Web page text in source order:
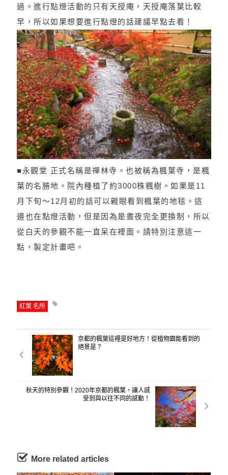
過。進行點燈活動的只有天授庵，天授庵落葉比較
早，所以如果想要進行點燈的話建議早點去看！
■永觀堂 正式名稱是禪林寺。也被稱為楓葉寺，是楓
葉的名勝地。院內種植了約3000株楓樹。如果是11
月下旬～12月初的話可以親眼看到楓葉的地毯。這
邊也在點燈活動，但是因為是晝夜完全更換制，所以
從白天的參觀不能一直呆在裡面。請特別注意這一
點，製定計畫吧。
紅葉 名所
京都的楓葉這裡是好地方！從植物園能看到的
絕景是？
秋天的特別參觀！2020年京都的楓葉，讓人感
受到與以往不同的感動！
More related articles